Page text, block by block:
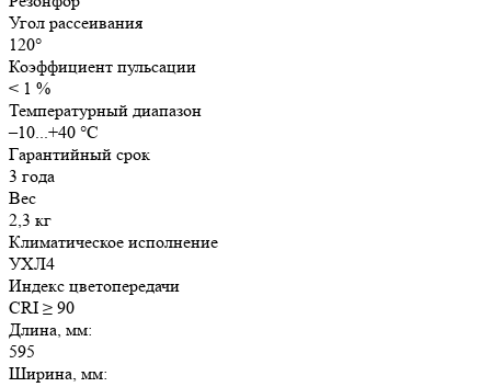
Угол рассеивания
120°
Коэффициент пульсации
< 1 %
Температурный диапазон
–10...+40 °C
Гарантийный срок
3 года
Вес
2,3 кг
Климатическое исполнение
УХЛ4
Индекс цветопередачи
CRI ≥ 90
Длина, мм:
595
Ширина, мм: